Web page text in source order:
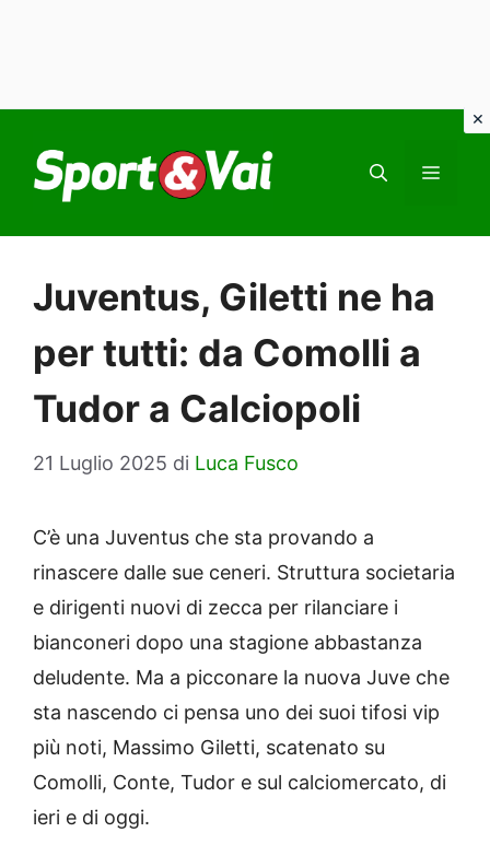
contenuto
Juventus, Giletti ne ha
per tutti: da Comolli a
Tudor a Calciopoli
21 Luglio 2025 di Luca Fusco
C’è una Juventus che sta provando a
rinascere dalle sue ceneri. Struttura societaria
e dirigenti nuovi di zecca per rilanciare i
bianconeri dopo una stagione abbastanza
deludente. Ma a picconare la nuova Juve che
sta nascendo ci pensa uno dei suoi tifosi vip
più noti, Massimo Giletti, scatenato su
Comolli, Conte, Tudor e sul calciomercato, di
ieri e di oggi.